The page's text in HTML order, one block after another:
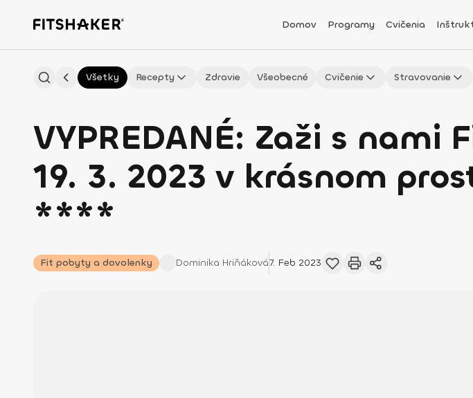
Domov Programy Cvičenia
Všetky Recepty Zdravie Všeobecné Cvičenie Stravovanie
VYPREDANÉ: Zaži s nami
19. 3. 2023 v krásnom
****
Fit pobyty a dovolenky Dominika Hriňáková7. Feb 2023